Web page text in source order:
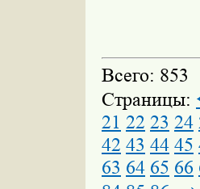
Всего: 853
Страницы:
21 22 23 24
42 43 44 45
63 64 65 66